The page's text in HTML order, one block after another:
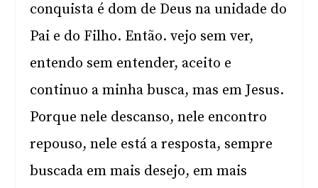
conquista é dom de Deus na unidade do
Pai e do Filho. Então. vejo sem ver,
entendo sem entender, aceito e
continuo a minha busca, mas em Jesus.
Porque nele descanso, nele encontro
repouso, nele está a resposta, sempre
buscada em mais desejo, em mais